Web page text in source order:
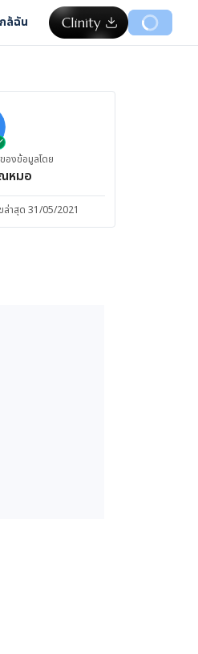
ล้ฉัน
องข้อมูลโดย
หมอ
ล่าสุด 31/05/2021